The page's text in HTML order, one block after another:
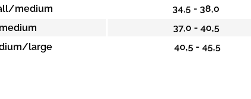
medium
34,5 - 38,0
medium
37,0 - 40,5
large
40,5 - 45,5